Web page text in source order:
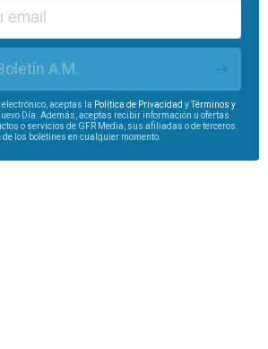
A.M.
aceptas la Política de Privacidad y
Términos y
Día. Además, aceptas recibir información u ofertas
o servicios de GFR Media, sus afiliadas o de terceros.
los boletines en cualquier momento.